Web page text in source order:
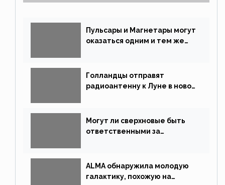
Пульсары и Магнетары могут
оказаться одним и тем же
Голландцы отправят
радиоантенну к Луне в новой
Могут ли сверхновые быть
ответственными за
ALMA обнаружила молодую
галактику, похожую на